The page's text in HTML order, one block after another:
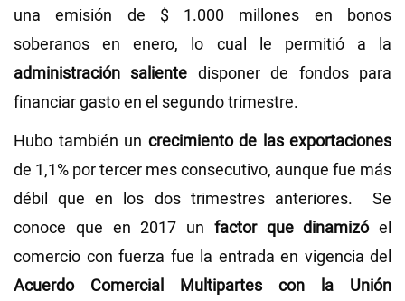
una emisión de $ 1.000 millones en bonos
soberanos en enero, lo cual le permitió a la
administración saliente disponer de fondos para
financiar gasto en el segundo trimestre.
Hubo también un crecimiento de las exportaciones
de 1,1% por tercer mes consecutivo, aunque fue más
débil que en los dos trimestres anteriores. Se
conoce que en 2017 un factor que dinamizóel
comercio con fuerza fue la entrada en vigencia del
Acuerdo Comercial Multipartes con la Unión